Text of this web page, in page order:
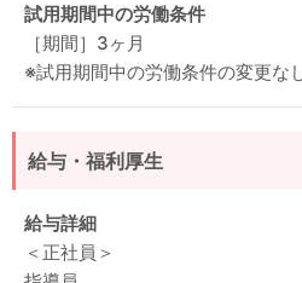
試用期間中の労働条件
［期間］3ヶ月
※試用期間中の労働条件の変更な
給与・福利厚生
給与詳細
＜正社員＞